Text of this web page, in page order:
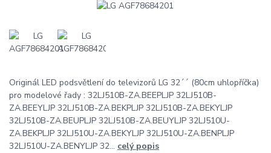
Originál LED podsvětlení do televizorů LG 32´´ (80cm uhlopříčka)
pro modelové řady : 32LJ510B-ZA.BEEPLJP 32LJ510B-
ZA.BEEYLJP 32LJ510B-ZA.BEKPLJP 32LJ510B-ZA.BEKYLJP
32LJ510B-ZA.BEUPLJP 32LJ510B-ZA.BEUYLJP 32LJ510U-
ZA.BEKPLJP 32LJ510U-ZA.BEKYLJP 32LJ510U-ZA.BENPLJP
32LJ510U-ZA.BENYLJP 32... celý popis